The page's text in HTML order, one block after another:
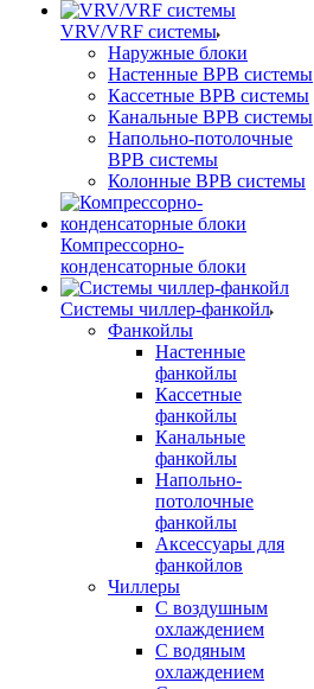
VRV/VRF системы
Наружные блоки
Настенные ВРВ системы
Кассетные ВРВ системы
Канальные ВРВ системы
Напольно-потолочные
ВРВ системы
Колонные ВРВ системы
Компрессорно-
конденсаторные блоки
Системы чиллер-фанкойл
Фанкойлы
Настенные
фанкойлы
Кассетные
фанкойлы
Канальные
фанкойлы
Напольно-
потолочные
фанкойлы
Аксессуары для
фанкойлов
Чиллеры
С воздушным
охлаждением
С водяным
охлаждением